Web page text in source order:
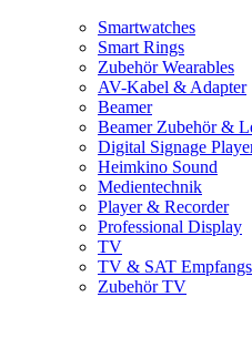
Smartwatches
Smart Rings
Zubehör Wearables
AV-Kabel & Adapter
Beamer
Beamer Zubehör &
Digital Signage
Heimkino Sound
Medientechnik
Player & Recorder
Professional Display
TV
TV & SAT
Zubehör TV